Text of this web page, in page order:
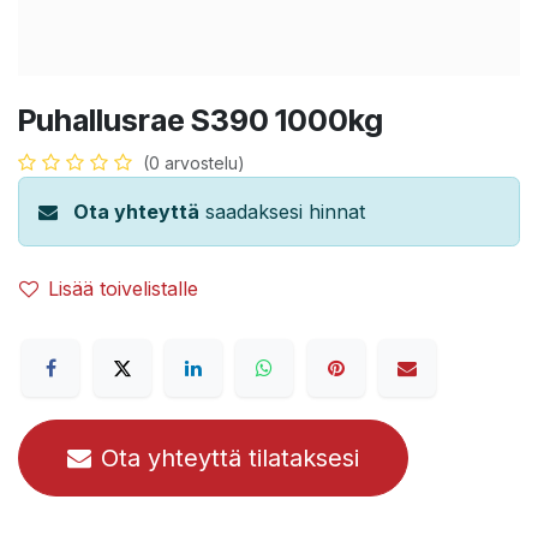
Puhallusrae S390 1000kg
(0 arvostelu)
Ota yhteyttä saadaksesi hinnat
Lisää toivelistalle
Ota yhteyttä tilataksesi